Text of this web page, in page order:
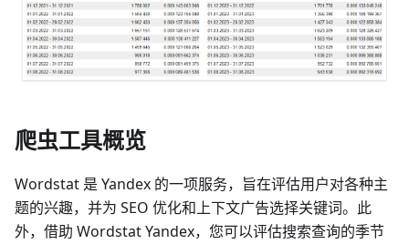
爬虫工具概览
Wordstat 是 Yandex 的一项服务，旨在评估用户对各种主
题的兴趣，并为 SEO 优化和上下文广告选择关键词。此
外，借助 Wordstat Yandex，您可以评估搜索查询的季节